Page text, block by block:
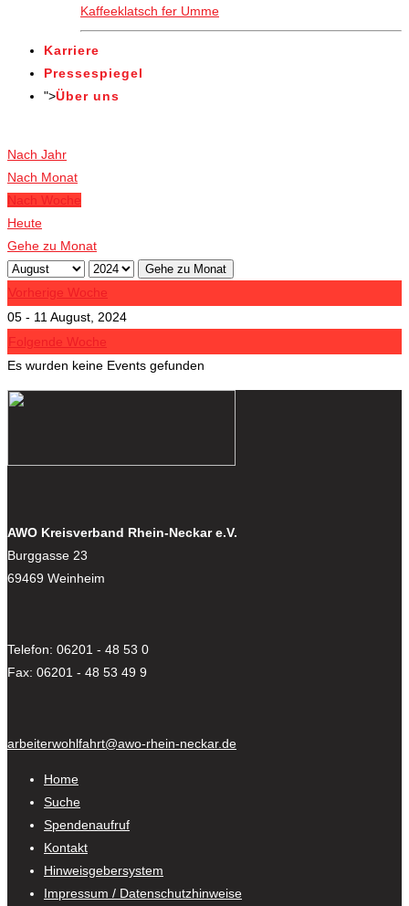
Kaffeeklatsch fer Umme
Karriere
Pressespiegel
">Über uns
Nach Jahr
Nach Monat
Nach Woche
Heute
Gehe zu Monat
Gehe zu Monat
Vorherige Woche
05 - 11 August, 2024
Folgende Woche
Es wurden keine Events gefunden
AWO Kreisverband Rhein-Neckar e.V.
Burggasse 23
69469 Weinheim
Telefon: 06201 - 48 53 0
Fax: 06201 - 48 53 49 9
arbeiterwohlfahrt@awo-rhein-neckar.de
Home
Suche
Spendenaufruf
Kontakt
Hinweisgebersystem
Impressum / Datenschutzhinweise